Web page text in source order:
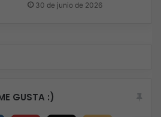
30 de junio de 2026
GUSTA :)